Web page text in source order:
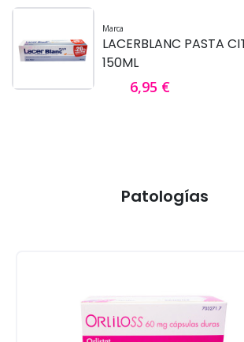
Marca
LACERBLANC PASTA
150ML
6,95 €
Patologías